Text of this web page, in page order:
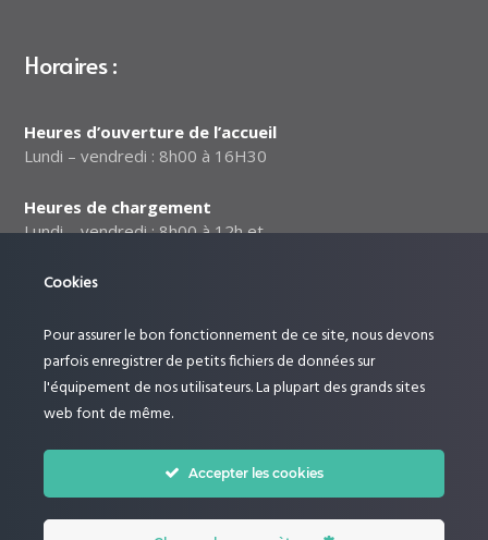
Horaires :
Heures d’ouverture de l’accueil
Lundi – vendredi : 8h00 à 16H30
Heures de chargement
Lundi – vendredi : 8h00 à 12h et
sécurité des données
Suivez-nous :
Cookies
Pour assurer le bon fonctionnement de ce site, nous devons
parfois enregistrer de petits fichiers de données sur
l'équipement de nos utilisateurs. La plupart des grands sites
web font de même.
Accepter les cookies